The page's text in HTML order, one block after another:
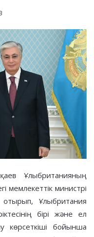
Ұлыбританияның
мемлекеттік министрі
отырып, Ұлыбритания
бірі және ел
көрсеткіші бойынша